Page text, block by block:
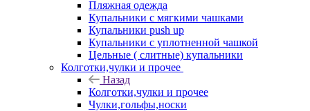
Пляжная одежда
Купальники с мягкими чашками
Купальники push up
Купальники с уплотненной чашкой
Цельные ( слитные) купальники
Колготки,чулки и прочее
Назад
Колготки,чулки и прочее
Чулки,гольфы,носки